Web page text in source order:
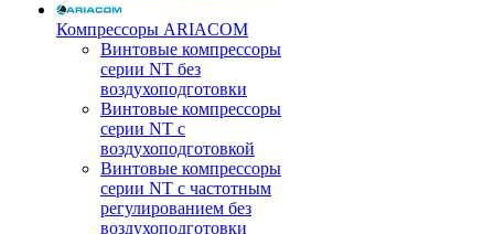
Компрессоры ARIACOM
Винтовые компрессоры
серии NT без
воздухоподготовки
Винтовые компрессоры
серии NT c
воздухоподготовкой
Винтовые компрессоры
серии NT с частотным
регулированием без
воздухоподготовки